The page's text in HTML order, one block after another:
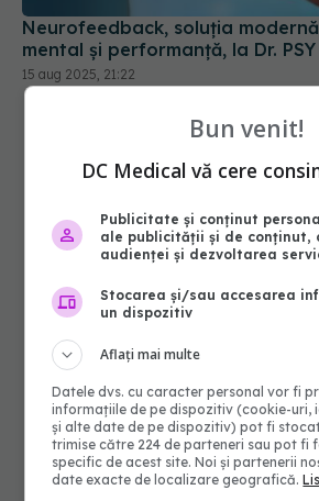
15 aug 2025, 21:22
Bun venit!
DC Medical vă cere
Publicitate și conținut
ale publicității și de conținut,
audienței și dezvoltarea
Stocarea și/sau accesarea
un dispozitiv
Aflați mai multe
Datele dvs. cu caracter personal vor fi
informațiile de pe dispozitiv (cookie-uri,
și alte date de pe dispozitiv) pot fi
trimise către 224 de parteneri sau pot fi
specific de acest site. Noi și partenerii
date exacte de localizare geografică.